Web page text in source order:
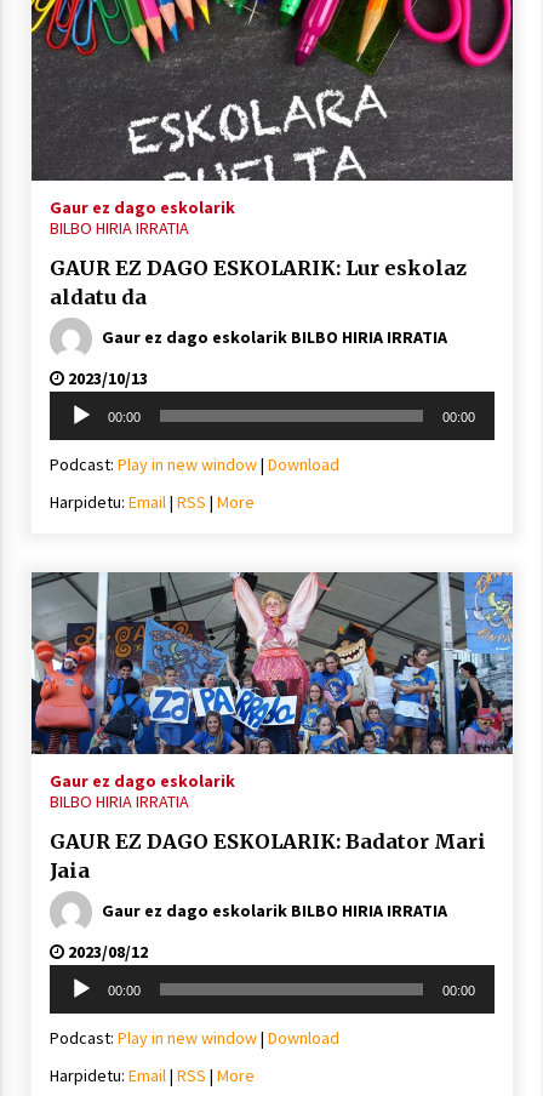
Arrosaren laburpen bideoa Hamaika
Telebistaren eskutik
Gaur ez dago eskolarik
BILBO HIRIA IRRATIA
GAUR EZ DAGO ESKOLARIK: Lur eskolaz
aldatu da
Gaur ez dago eskolarik BILBO HIRIA IRRATIA
2023/10/13
Soinu
erreproduzigailua
00:00 00:00
Podcast: Play in new window| Download
Harpidetu: Email| RSS | More
Gaur ez dago eskolarik
BILBO HIRIA IRRATIA
GAUR EZ DAGO ESKOLARIK: Badator Mari
Jaia
Gaur ez dago eskolarik BILBO HIRIA IRRATIA
2023/08/12
Soinu
erreproduzigailua
00:00 00:00
Podcast: Play in new window| Download
Harpidetu: Email| RSS | More